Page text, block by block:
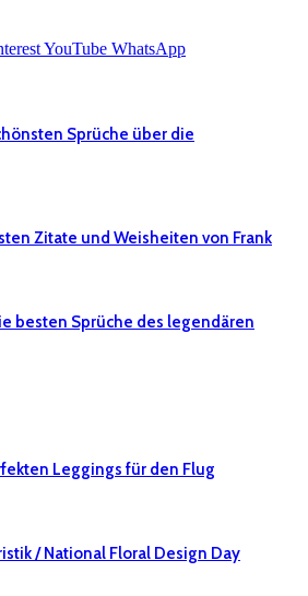
YouTube WhatsApp
Sprüche über die
Zitate und Weisheiten von Frank
besten Sprüche des legendären
Leggings für den Flug
/ National Floral Design Day